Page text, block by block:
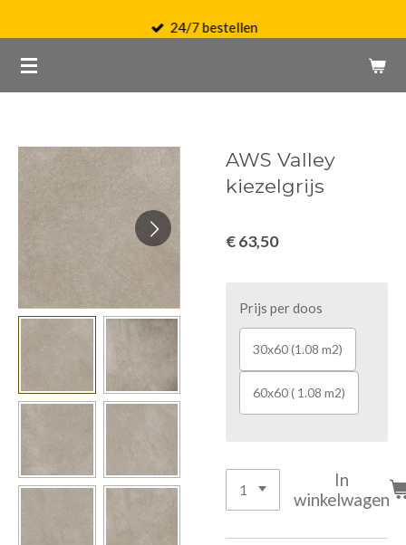
naar
de
24/7 bestellen
AWS Valley
kiezelgrijs
€ 63,50
Prijs per doos
30x60 (1.08 m2)
60x60 ( 1.08 m2)
In
winkelwagen